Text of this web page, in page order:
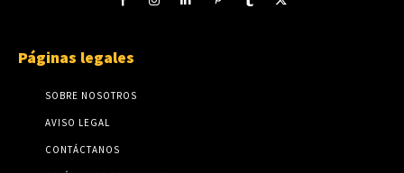
Páginas legales
SOBRE NOSOTROS
AVISO LEGAL
CONTÁCTANOS